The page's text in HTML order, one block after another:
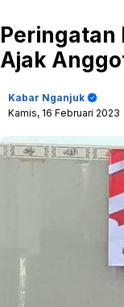
Peringatan
Ajak
Kabar Nganjuk
Kamis, 16 Februari 2023